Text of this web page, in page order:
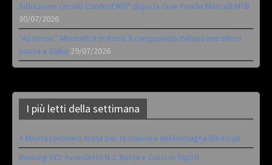
Situazione circuiti Contest360° dopo la Gran Fondo Marradi MTB
30/07/2026
“Au revoir” Monselice in Rosa. Il campionato italiano marathon
passa a Gallio 29/07/2026
I più letti della settimana
A Montecoronaro festa per la chiusura del Romagna Bike Cup
Ranking UCI: Avondetto N.2. Berta e Corvi in Top10